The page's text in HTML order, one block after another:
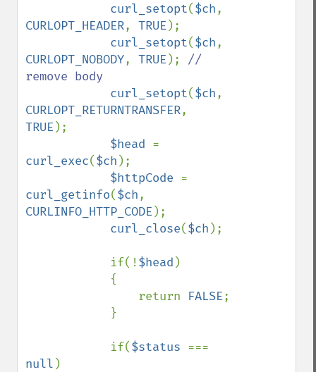
curl_setopt($ch
CURLOPT_HEADER, TRUE );
curl_setopt($ch
CURLOPT_NOBODY, TRUE ); //
remove body
curl_setopt($ch
CURLOPT_RETURNTRANSFER
TRUE );
$head
curl_exec($ch );
$httpCode
curl_getinfo($ch
CURLINFO_HTTP_CODE );
curl_close($ch );
            if(!
$head )
                return
FALSE;
            if(
$status
null )